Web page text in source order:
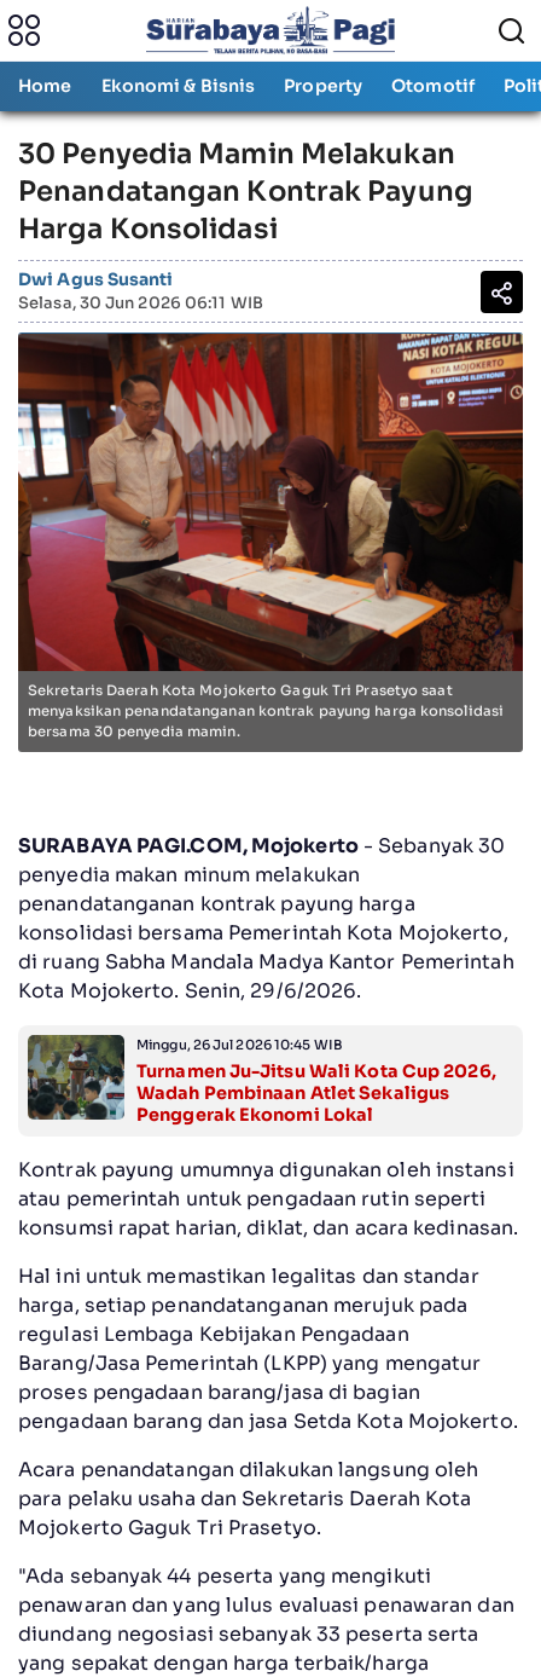
Home Ekonomi & Bisnis Property Otomotif
30 Penyedia Mamin Melakukan
Penandatangan Kontrak Payung
Harga Konsolidasi
Dwi Agus Susanti
Selasa, 30 Jun 2026 06:11 WIB
Sekretaris Daerah Kota Mojokerto Gaguk Tri Prasetyo saat
menyaksikan penandatanganan kontrak payung harga konsolidasi
bersama 30 penyedia mamin.
SURABAYA PAGI.COM, Mojokerto- Sebanyak 30
penyedia makan minum melakukan
penandatanganan kontrak payung harga
konsolidasi bersama Pemerintah Kota Mojokerto,
di ruang Sabha Mandala Madya Kantor Pemerintah
Kota Mojokerto. Senin, 29/6/2026.
Minggu, 26 Jul 2026 10:45 WIB
Turnamen Ju-Jitsu Wali Kota Cup 2026,
Wadah Pembinaan Atlet Sekaligus
Penggerak Ekonomi Lokal
Kontrak payung umumnya digunakan oleh instansi
atau pemerintah untuk pengadaan rutin seperti
konsumsi rapat harian, diklat, dan acara kedinasan.
Hal ini untuk memastikan legalitas dan standar
harga, setiap penandatanganan merujuk pada
regulasi Lembaga Kebijakan Pengadaan
Barang/Jasa Pemerintah (LKPP) yang mengatur
proses pengadaan barang/jasa di bagian
pengadaan barang dan jasa Setda Kota Mojokerto.
Acara penandatangan dilakukan langsung oleh
para pelaku usaha dan Sekretaris Daerah Kota
Mojokerto Gaguk Tri Prasetyo.
"Ada sebanyak 44 peserta yang mengikuti
penawaran dan yang lulus evaluasi penawaran dan
diundang negosiasi sebanyak 33 peserta serta
yang sepakat dengan harga terbaik/harga